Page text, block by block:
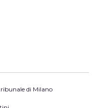
di Milano